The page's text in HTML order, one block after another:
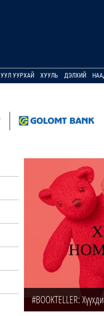
УУЛ УУРХАЙ ХУУЛЬ ДЭЛХИЙ
#BOOKTELLER: